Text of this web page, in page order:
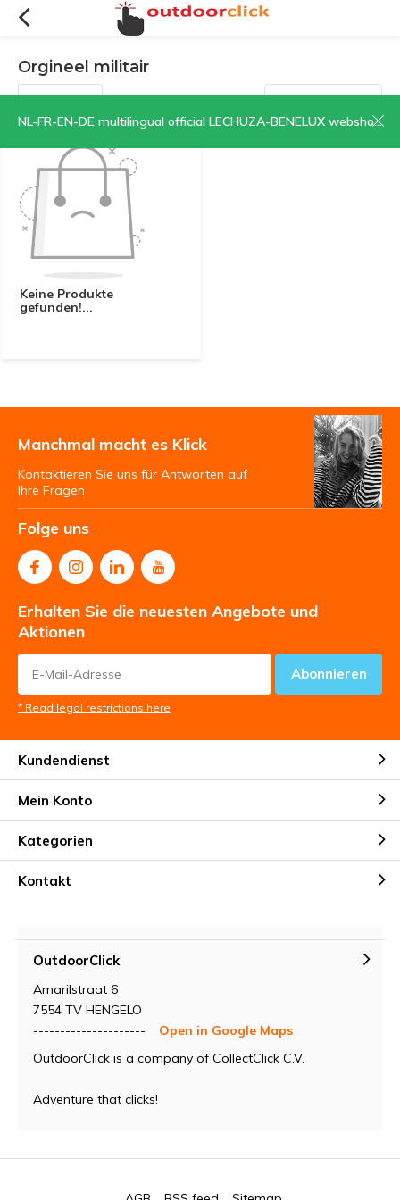
NL-FR-EN-DE multilingual official LECHUZA-BENELUX webshop | CLICK HERE NOW!
Orgineel militair
Filter Sortieren nach:
Keine Produkte
gefunden!...
Manchmal macht es Klick
Kontaktieren Sie uns für Antworten auf
Ihre Fragen
Folge uns
Erhalten Sie die neuesten Angebote und
Aktionen
Abonnieren
* Read legal restrictions here
Kundendienst
Mein Konto
Kategorien
Kontakt
OutdoorClick
Amarilstraat 6
7554 TV HENGELO
---------------------
Open in Google Maps
OutdoorClick is a company of CollectClick C.V.
Adventure that clicks!